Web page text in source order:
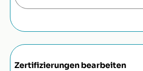
Zertifizierungen bearbeiten